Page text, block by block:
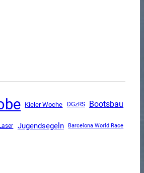
Kieler Woche DGzRS Bootsbau
Laser Jugendsegeln Barcelona World Race